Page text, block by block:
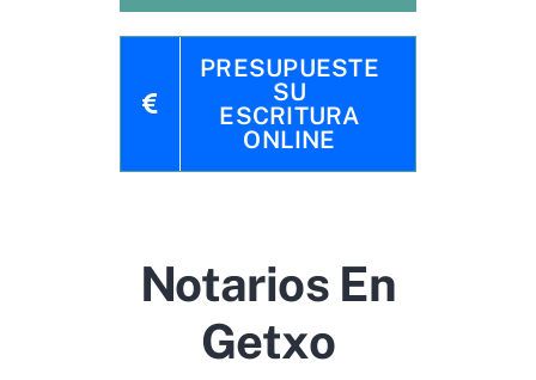
PRESUPUESTE
SU
ESCRITURA
ONLINE
Notarios En
Getxo